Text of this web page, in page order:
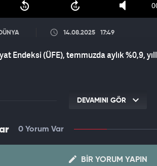
14.08.2025 17:49
Endeksi (ÜFE), temmuzda aylık %0,9,
DEVAMINI GÖR
0 Yorum Var
BIR YORUM YAPIN